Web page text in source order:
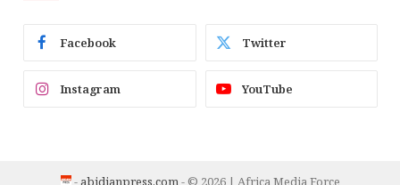
Facebook Twitter
Instagram YouTube
- abidjanpress.com - © 2026 | Africa Media Force